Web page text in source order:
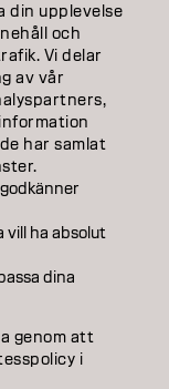
din upplevelse
och
Vi delar
av vår
har samlat
vill ha absolut
dina
genom att
i